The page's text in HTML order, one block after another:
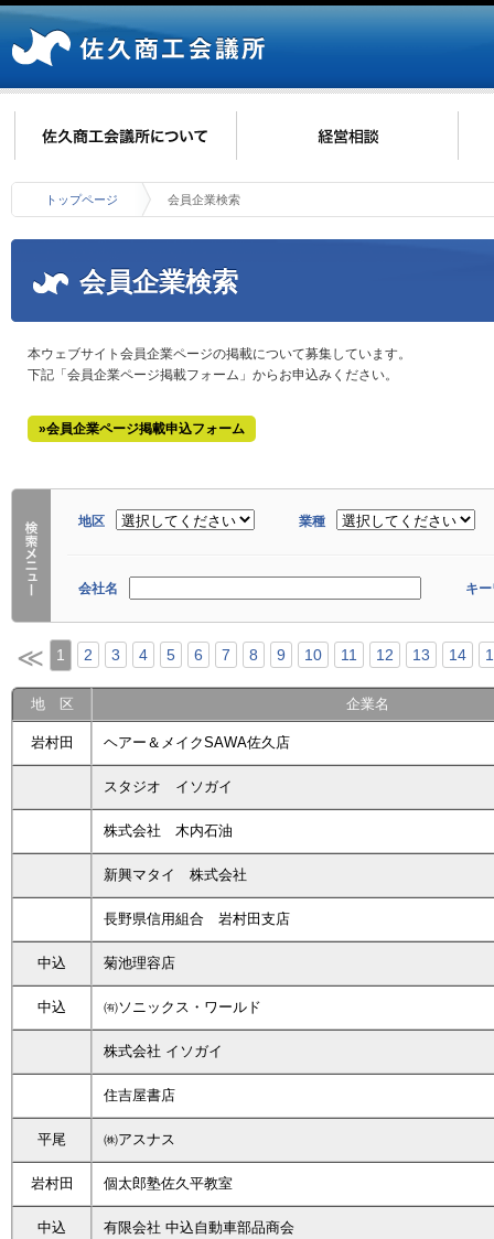
トップページ 会員企業検索
会員企業検索
本ウェブサイト会員企業ページの掲載について募集しています。
下記「会員企業ページ掲載フォーム」からお申込みください。
»会員企業ページ掲載申込フォーム
地区 業種
会社名 キ
≪ 1 2 3 4 5 6 7 8 9 10 11 12 13 14
地 区 企業名
岩村田 ヘアー＆メイクSAWA佐久店
スタジオ イソガイ
株式会社 木内石油
新興マタイ 株式会社
長野県信用組合 岩村田支店
中込 菊池理容店
中込 ㈲ソニックス・ワールド
株式会社 イソガイ
住吉屋書店
平尾 ㈱アスナス
岩村田 個太郎塾佐久平教室
中込 有限会社 中込自動車部品商会